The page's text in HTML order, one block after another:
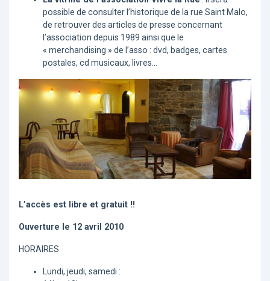
possible de consulter l’historique de la rue Saint Malo,
de retrouver des articles de presse concernant
l’association depuis 1989 ainsi que le
« merchandising » de l’asso : dvd, badges, cartes
postales, cd musicaux, livres...
L’accès est libre et gratuit !!
Ouverture le 12 avril 2010
HORAIRES
Lundi, jeudi, samedi :